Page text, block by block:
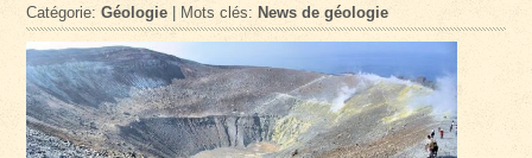
Catégorie:Géologie | Mots clés:News de géologie